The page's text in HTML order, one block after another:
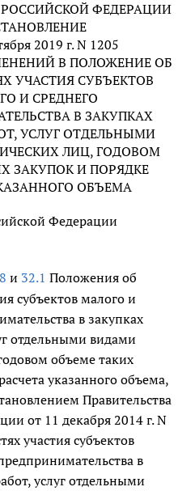
ФЕДЕРАЦИИ
2019 г. N 1205
В ПОЛОЖЕНИЕ ОБ
УЧАСТИЯ СУБЪЕКТОВ
И СРЕДНЕГО
В ЗАКУПКАХ
УСЛУГ ОТДЕЛЬНЫМИ
ЛИЦ, ГОДОВОМ
ЗАКУПОК И ПОРЯДКЕ
ОБЪЕМА
Федерации
и 32.1 Положения об
субъектов малого и
в закупках
отдельными видами
объеме таких
указанного объема,
Правительства
от 11 декабря 2014 г. N
участия субъектов
в
услуг отдельными